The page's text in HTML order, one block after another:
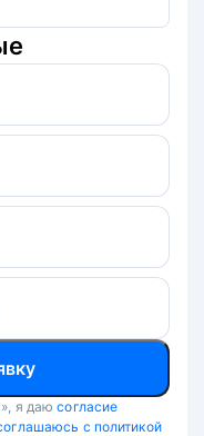
я даю согласие
с политикой